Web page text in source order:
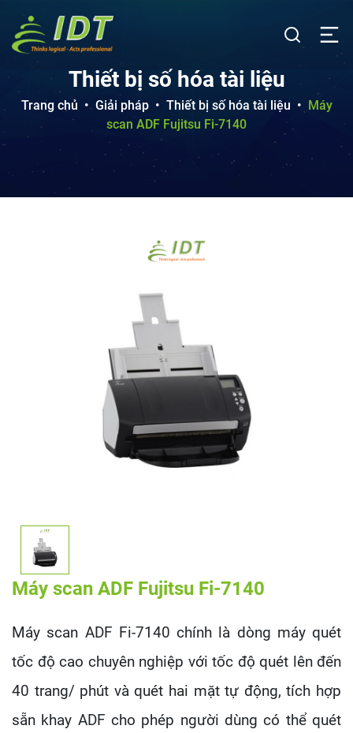
Thiết bị số hóa tài liệu
Trang chủ • Giải pháp • Thiết bị số hóa tài liệu • Máy
scan ADF Fujitsu Fi-7140
Máy scan ADF Fujitsu Fi-7140
Máy scan ADF Fi-7140 chính là dòng máy quét
tốc độ cao chuyên nghiệp với tốc độ quét lên đến
40 trang/ phút và quét hai mặt tự động, tích hợp
sẵn khay ADF cho phép người dùng có thể quét